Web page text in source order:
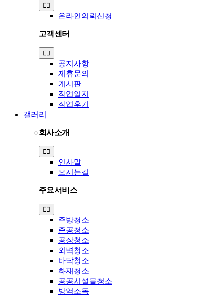
Toggle
Navigation
온라인의뢰신청
고객센터
Toggle
Navigation
공지사항
제휴문의
게시판
작업일지
작업후기
갤러리
회사소개
Toggle
Navigation
인사말
오시는길
주요서비스
Toggle
Navigation
주방청소
준공청소
공장청소
외벽청소
바닥청소
화재청소
공공시설물청소
방역소독